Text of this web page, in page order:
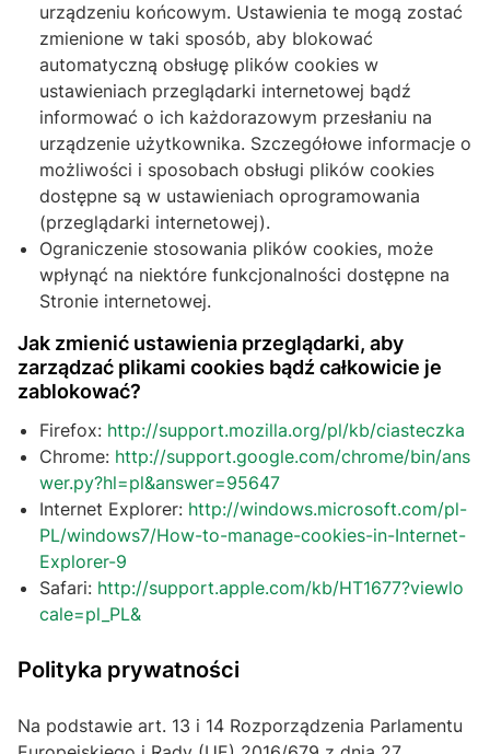
urządzeniu końcowym. Ustawienia te mogą zostać
zmienione w taki sposób, aby blokować
automatyczną obsługę plików cookies w
ustawieniach przeglądarki internetowej bądź
informować o ich każdorazowym przesłaniu na
urządzenie użytkownika. Szczegółowe informacje o
możliwości i sposobach obsługi plików cookies
dostępne są w ustawieniach oprogramowania
(przeglądarki internetowej).
Ograniczenie stosowania plików cookies, może
wpłynąć na niektóre funkcjonalności dostępne na
Stronie internetowej.
Jak zmienić ustawienia przeglądarki, aby
zarządzać plikami cookies bądź całkowicie je
zablokować?
Firefox: http://support.mozilla.org/pl/kb/ciasteczka
Chrome: http://support.google.com/chrome/bin/ans
wer.py?hl=pl&answer=95647
Internet Explorer: http://windows.microsoft.com/pl-
PL/windows7/How-to-manage-cookies-in-Internet-
Explorer-9
Safari: http://support.apple.com/kb/HT1677?viewlo
cale=pl_PL&
Polityka prywatności
Na podstawie art. 13 i 14 Rozporządzenia Parlamentu